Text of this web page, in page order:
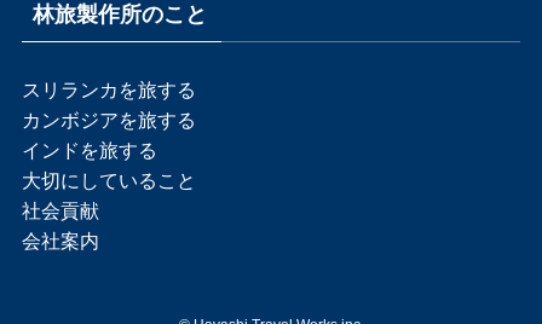
林旅製作所のこと
スリランカを旅する
カンボジアを旅する
インドを旅する
大切にしていること
社会貢献
会社案内